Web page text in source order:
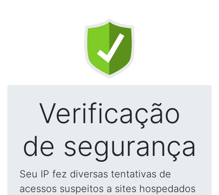
Verificação
de segurança
Seu IP fez diversas tentativas de
acessos suspeitos a sites hospedados